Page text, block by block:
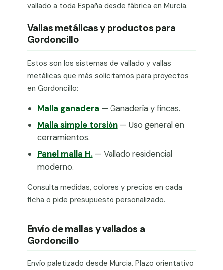
vallado a toda España desde fábrica en Murcia.
Vallas metálicas y productos para
Gordoncillo
Estos son los sistemas de vallado y vallas
metálicas que más solicitamos para proyectos
en Gordoncillo:
Malla ganadera — Ganadería y fincas.
Malla simple torsión— Uso general en
cerramientos.
Panel malla H.— Vallado residencial
moderno.
Consulta medidas, colores y precios en cada
ficha o pide presupuesto personalizado.
Envío de mallas y vallados a
Gordoncillo
Envío paletizado desde Murcia. Plazo orientativo